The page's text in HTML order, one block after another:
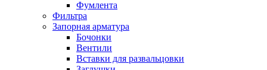
Фумлента
Фильтра
Запорная арматура
Бочонки
Вентили
Вставки для развальцовки